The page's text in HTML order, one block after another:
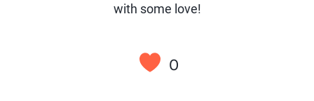
with some love!
0